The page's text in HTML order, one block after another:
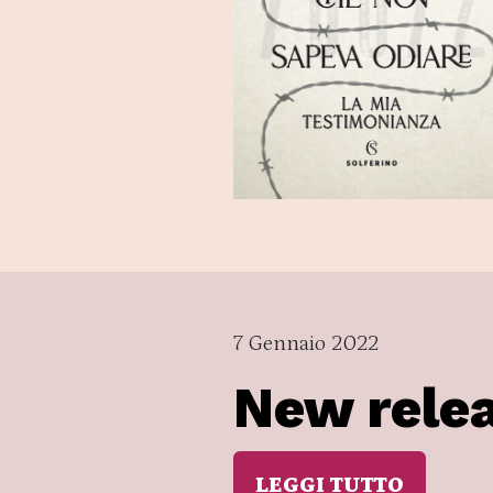
7 Gennaio 2022
New
LEGGI TUTTO